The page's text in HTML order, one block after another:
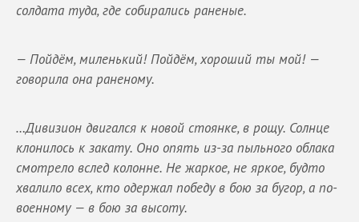
солдата туда, где собирались раненые.
— Пойдём, миленький! Пойдём, хороший ты мой! —
говорила она раненому.
…Дивизион двигался к новой стоянке, в рощу. Солнце
клонилось к закату. Оно опять из-за пыльного облака
смотрело вслед колонне. Не жаркое, не яркое, будто
хвалило всех, кто одержал победу в бою за бугор, а по-
военному — в бою за высоту.